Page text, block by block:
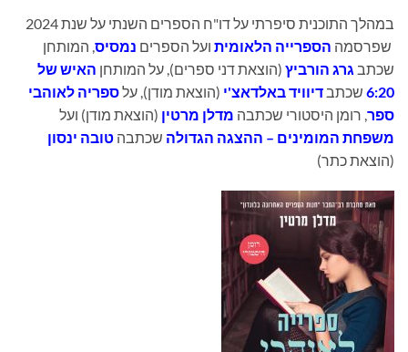
במהלך התוכנית סיפרתי על דו"ח הספרים השנתי על שנת 2024
שפרסמה הספרייה הלאומית ועל הספרים נמסיס, המותחן
שכתב גרג הורביץ (הוצאת דני ספרים), על המותחן האיש של
6:20 שכתב דיוויד באלדאצ'י (הוצאת מודן), עלספריה לאוהבי
ספר, רומן היסטורי שכתבה מדלן מרטין (הוצאת מודן) ועל
משפחת המומינים – ההצגה הגדולה שכתבה טובה ינסון
(הוצאת כתר)